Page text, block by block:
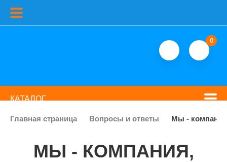
0
КАТАЛОГ
Главная страница Вопросы и ответы Мы -
МЫ - КОМПАНИЯ,